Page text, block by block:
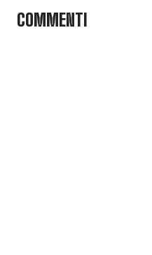
COMMENTI